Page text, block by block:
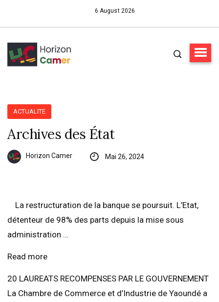
6 August 2026
ACTUALITE
Archives des État
Horizon Camer Mai 26, 2024
La restructuration de la banque se poursuit. L’Etat,
détenteur de 98% des parts depuis la mise sous
administration …
Read more
20 LAUREATS RECOMPENSES PAR LE GOUVERNEMENT
La Chambre de Commerce et d’Industrie de Yaoundé a